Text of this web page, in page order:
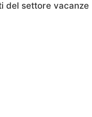
del settore vacanze